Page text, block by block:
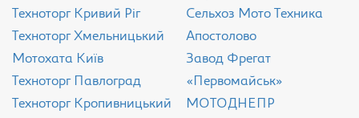
Техноторг Кривий Ріг
Техноторг Хмельницький
Мотохата Київ
Техноторг Павлоград
Техноторг Кропивницький
Сельхоз Мото Техника
Апостолово
Завод Фрегат
«Первомайськ»
МОТОДНЕПР